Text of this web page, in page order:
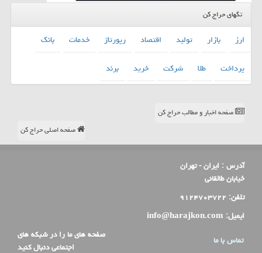
تگهای حراج کن
ارز بازار تولید اقتصاد رپورتاژ خدمات
بانك
پرداخت
طلا شركت خرید برند
صفحه اخبار و مطالب حراج کن
صفحه اصلی حراج کن
آدرس : ایران - تهران
خیابان طالقانی
تلفن: ۹۱۲۴۷۰۳۷۲۲
ایمیل: info@harajkon.com
تماس با ما
صفحه های ما را در شبکه های
اجتماعی دنبال کنید